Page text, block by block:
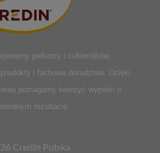
piekarzy i cukierników,
i fachowe doradztwo. Dzięki
pomagamy tworzyć wypieki o
rezultacie.
Credin Polska